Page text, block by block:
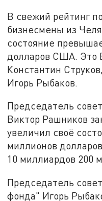
В свежий рейтинг
бизнесмены из
состояние
долларов США. Это
Константин
Игорь Рыбаков.
Председатель
Виктор Рашников
увеличил своё
миллионов
10 миллиардов 200
Председатель
фонда" Игорь